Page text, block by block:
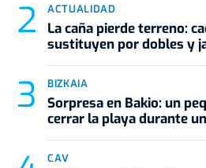
ACTUALIDAD
La caña pierde terreno:
sustituyen por dobles y
BIZKAIA
Sorpresa en Bakio: un
cerrar la playa durante
CAV